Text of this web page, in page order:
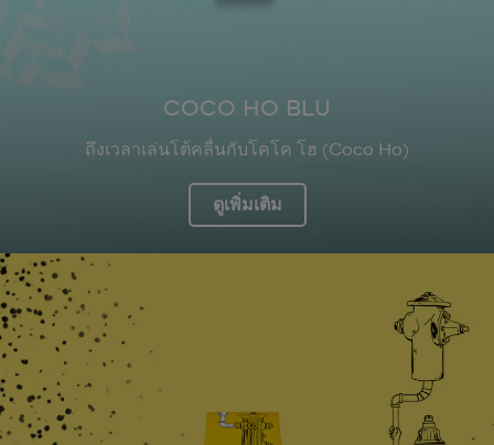
COCO HO BLU
ถึงเวลาเล่นโต้คลื่นกับโคโค โฮ (Coco Ho)
ดูเพิ่มเติม